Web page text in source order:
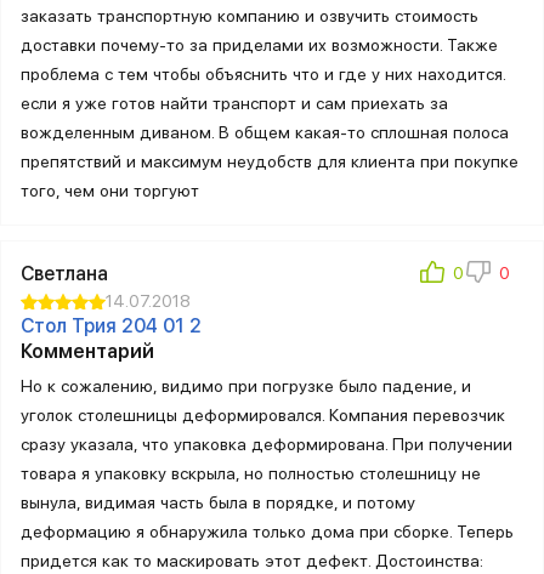
заказать транспортную компанию и озвучить стоимость
доставки почему-то за приделами их возможности. Также
проблема с тем чтобы объяснить что и где у них находится.
если я уже готов найти транспорт и сам приехать за
вожделенным диваном. В общем какая-то сплошная полоса
препятствий и максимум неудобств для клиента при покупке
того, чем они торгуют
Светлана
14.07.2018
Стол Трия 204 01 2
Комментарий
Но к сожалению, видимо при погрузке было падение, и
уголок столешницы деформировался. Компания перевозчик
сразу указала, что упаковка деформирована. При получении
товара я упаковку вскрыла, но полностью столешницу не
вынула, видимая часть была в порядке, и потому
деформацию я обнаружила только дома при сборке. Теперь
придется как то маскировать этот дефект. Достоинства: